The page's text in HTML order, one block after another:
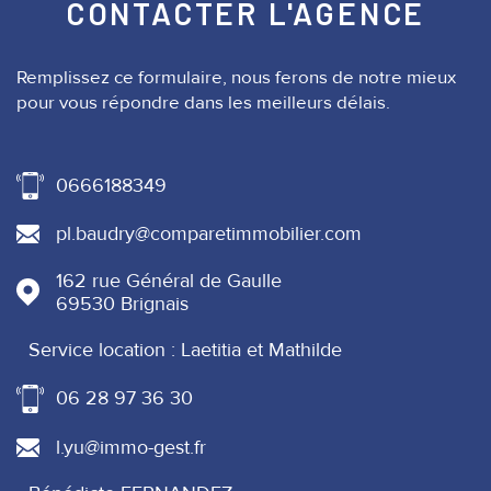
CONTACTER L'AGENCE
Remplissez ce formulaire, nous ferons de notre mieux
pour vous répondre dans les meilleurs délais.
0666188349
pl.baudry@comparetimmobilier.com
162 rue Général de Gaulle
69530
Brignais
Service location : Laetitia et Mathilde
06 28 97 36 30
l.yu@immo-gest.fr